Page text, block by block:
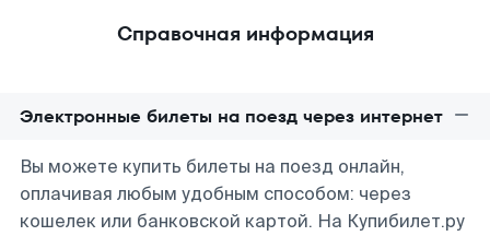
Справочная информация
Электронные билеты на поезд через интернет
Вы можете купить билеты на поезд онлайн,
оплачивая любым удобным способом: через
кошелек или банковской картой. На Купибилет.ру